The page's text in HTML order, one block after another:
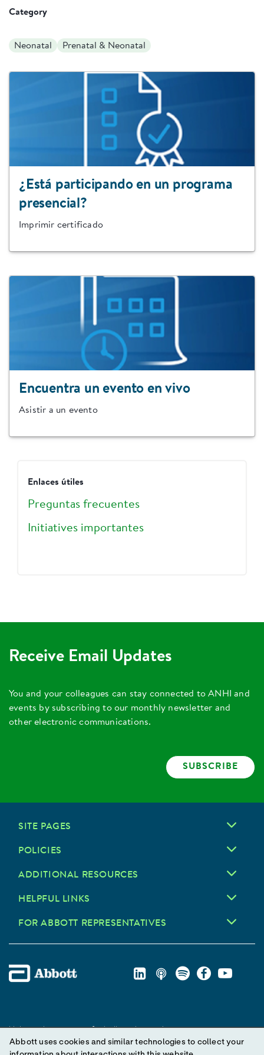
Category
Neonatal Prenatal & Neonatal
¿Está participando en un programa
presencial?
Imprimir certificado
Encuentra un evento en vivo
Asistir a un evento
Enlaces útiles
Preguntas frecuentes
Initiatives importantes
Receive Email Updates
You and your colleagues can stay connected to ANHI and
events by subscribing to our monthly newsletter and
other electronic communications.
SUBSCRIBE
SITE PAGES
POLICIES
ADDITIONAL RESOURCES
HELPFUL LINKS
FOR ABBOTT REPRESENTATIVES
Unless otherwise specified, all product and service names
appearing in this Internet site are trademarks owned by or licensed
Abbott uses cookies and similar technologies to collect your